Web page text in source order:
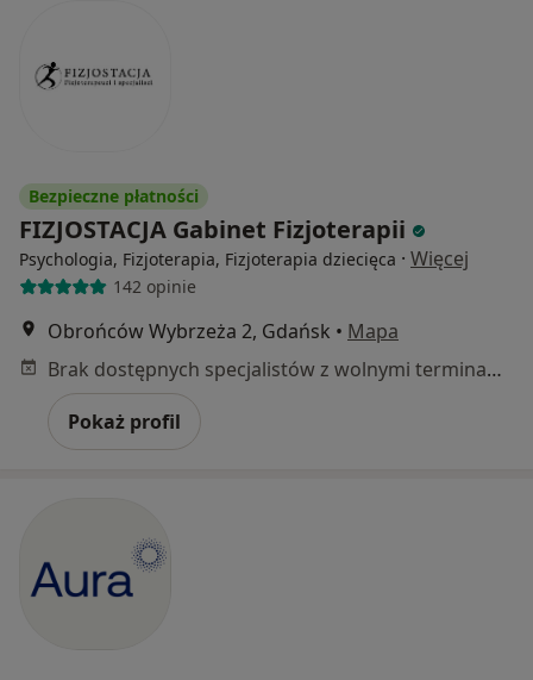
Bezpieczne płatności
FIZJOSTACJA Gabinet Fizjoterapii
Psychologia, Fizjoterapia, Fizjoterapia dziecięca · Więcej
142 opinie
Obrońców Wybrzeża 2, Gdańsk • Mapa
Brak dostępnych specjalistów z wolnymi terminami w tym centrum medycznym.
Pokaż profil